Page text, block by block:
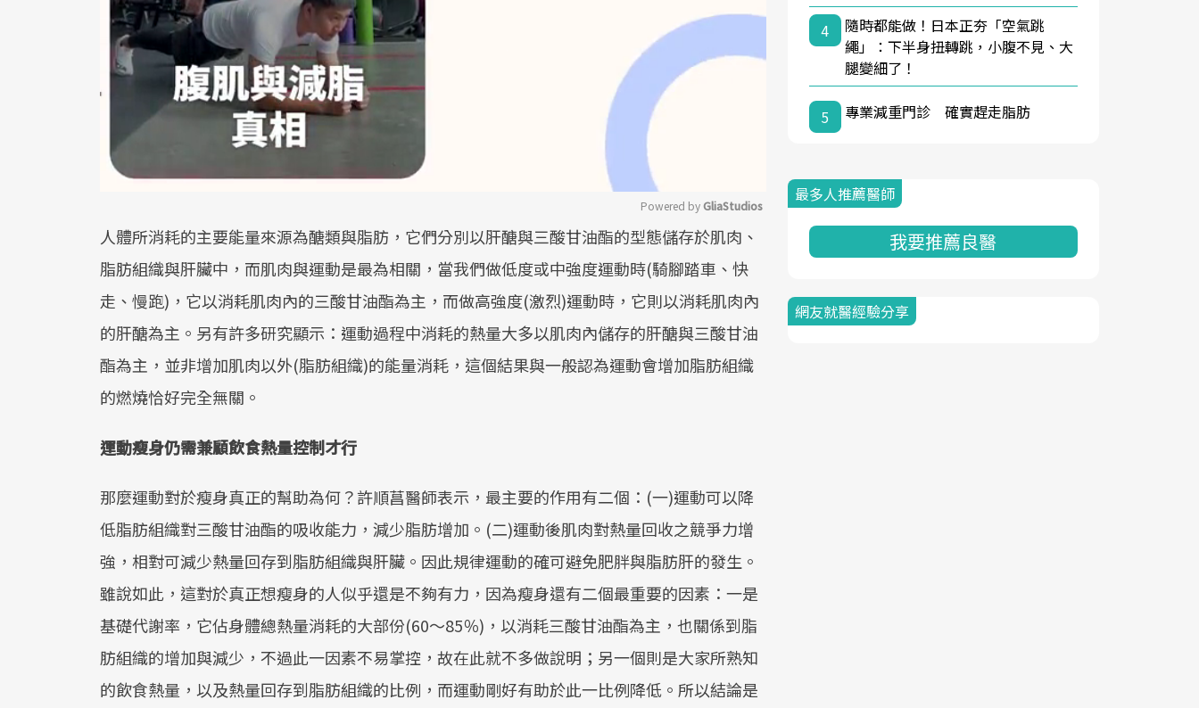
Mute
Powered by GliaStudios
人體所消耗的主要能量來源為醣類與脂肪，它們分別以肝醣與三酸甘油酯的型態儲存於肌肉、
脂肪組織與肝臟中，而肌肉與運動是最為相關，當我們做低度或中強度運動時(騎腳踏車、快
走、慢跑)，它以消耗肌肉內的三酸甘油酯為主，而做高強度(激烈)運動時，它則以消耗肌肉內
的肝醣為主。另有許多研究顯示：運動過程中消耗的熱量大多以肌肉內儲存的肝醣與三酸甘油
酯為主，並非增加肌肉以外(脂肪組織)的能量消耗，這個結果與一般認為運動會增加脂肪組織
的燃燒恰好完全無關。
運動瘦身仍需兼顧飲食熱量控制才行
那麼運動對於瘦身真正的幫助為何？許順菖醫師表示，最主要的作用有二個：(一)運動可以降
低脂肪組織對三酸甘油酯的吸收能力，減少脂肪增加。(二)運動後肌肉對熱量回收之競爭力增
強，相對可減少熱量回存到脂肪組織與肝臟。因此規律運動的確可避免肥胖與脂肪肝的發生。
雖說如此，這對於真正想瘦身的人似乎還是不夠有力，因為瘦身還有二個最重要的因素：一是
基礎代謝率，它佔身體總熱量消耗的大部份(60～85％)，以消耗三酸甘油酯為主，也關係到脂
肪組織的增加與減少，不過此一因素不易掌控，故在此就不多做說明；另一個則是大家所熟知
的飲食熱量，以及熱量回存到脂肪組織的比例，而運動剛好有助於此一比例降低。所以結論是
4
隨時都能做！日本正夯「空氣跳
繩」：下半身扭轉跳，小腹不見、大
腿變細了！
5 專業減重門診 確實趕走脂肪
最多人推薦醫師
我要推薦良醫
網友就醫經驗分享